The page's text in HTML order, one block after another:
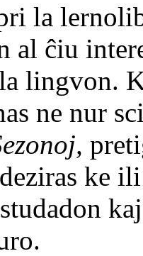
la
al ĉiu
lingvon.
ne nur
ke